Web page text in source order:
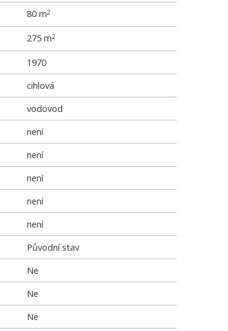
80 m2
275 m2
1970
cihlová
vodovod
není
není
není
není
není
Původní stav
Ne
Ne
Ne